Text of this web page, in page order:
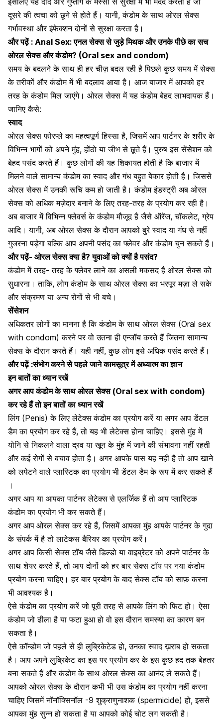
दूसरे की त्वचा को छूने से होते हैं। यानी, कंडोम के साथ ओरल सेक्स
गर्भावस्था और इंफेक्शन दोनों से सुरक्षा करता है।
और पढ़ें : Anal Sex: एनल सेक्स से जुड़े मिथक और उनके पीछे का सच
ओरल सेक्स और कंडोम? (Oral sex and condom)
समय के बदलने के साथ ही हर चीज़ बदल रही है पिछले कुछ समय में सेक्स
के तरीकों और कंडोम में भी बदलाव आया है। आज बाजार में आपको हर
तरह के कंडोम मिल जाएंगे। ओरल सेक्स में यह कंडोम बेहद लाभदायक हैं।
जानिए कैसे:
स्वाद
ओरल सेक्स फोरप्ले का महत्वपूर्ण हिस्सा है, जिसमें आप पार्टनर के शरीर के
विभिन्न भागों को अपने मुंह, होंठो याजीभ से छूतेहैं। पुरुष इस सेंसेशन को
बेहद पसंद करते हैं। कुछ लोगों की यह शिकायत होती है कि बाजार में
मिलने वाले सामान्य कंडोम का स्वाद और गंध बहुत बेकार होती है। जिससे
ओरल सेक्स में उनकी रूचि कम हो जाती है। कंडोम इंडस्ट्री अब ओरल
सेक्स को अधिक मज़ेदार बनाने के लिए तरह-तरह के प्रयोग कर रही है।
अब बाजार मेंविभिन्न फ्लेवर्स के कंडोममौजूद है जैसे ऑरेंज, चॉकलेट, ग्रेप
आदि। यानी, अब ओरल सेक्स के दौरान आपको बुरे स्वाद या गंध से नहीं
गुजरना पड़ेगा बल्कि आप अपनी पसंद का फ्लेवर और कंडोम चुन सकते हैं।
और पढ़ें- ओरल सेक्स क्या है? युवाओं को क्यों है पसंद?
कंडोम में तरह- तरह के फ्लेवर लाने का असली मकसद है ओरल सेक्स को
सुधारना। ताकि, लोग कंडोम के साथ ओरल सेक्स का भरपूर मज़ा ले सके
और संक्रमण या अन्य रोगों से भी बचे।
सेंसेशन
अधिकतर लोगों का मानना है कि कंडोम के साथ ओरल सेक्स (Oral sex
with condom) करने पर वो उतना ही एन्जॉय करते हैं जितना सामान्य
सेक्स के दौरान करते हैं। यही नहीं, कुछ लोग इसे अधिक पसंद करते हैं।
और पढ़ें :संभोग करने से पहले जाने कामसूत्र में अध्यात्म का ज्ञान
इन बातों का ध्यान रखें
अगर आप कंडोम के साथ ओरल सेक्स (Oral sex with condom)
कर रहे हैं तो इन बातों का ध्यान रखें
लिंग (Penis) के लिए लेटेक्स कंडोम का प्रयोग करें या अगर आप डेंटल
डैम का प्रयोग कर रहे हैं, तो यह भी लेटेक्स होना चाहिए। इससे मुंह में
योनि से निकलने वाला द्रव या खून के मुंह में जाने की संभावना नहीं रहती
और कई रोगों से बचाव होता है। अगर आपके पास यह नहीं है तो आप खाने
को लपेटने वाले प्लास्टिक का प्रयोग भी डेंटल डैम के रूप में कर सकते हैं
।
अगर आप या आपका पार्टनर लेटेक्स से एलर्जिक हैं तो आप प्लास्टिक
कंडोम का प्रयोग भी कर सकते हैं।
अगर आप ओरल सेक्स कर रहे हैं, जिसमें आपका मुंह आपके पार्टनर के गुदा
के संपर्क में है तो लाटेकस बैरियर का प्रयोग करें।
अगर आप किसी सेक्स टॉय जैसे डिल्डो या वाइब्रेटर को अपने पार्टनर के
साथ शेयर करते हैं, तो आप दोनों को हर बार सेक्स टॉय पर नया कंडोम
प्रयोग करना चाहिए। हर बार प्रयोग के बाद सेक्स टॉय को साफ़ करना
भी आवश्यक है।
ऐसे कंडोम का प्रयोग करें जो पूरी तरह से आपके लिंग को फिट हो। ऐसा
कंडोम जो ढीला है या फटा हुआ हो वो इस दौरान समस्या का कारण बन
सकता है।
ऐसेकॉन्डोम जो पहले से ही लुब्रिकेटेड हो, उनका स्वाद ख़राब हो सकता
है। आप अपने लुब्रिकेट का इस पर प्रयोग कर के इस कुछ हद तक बेहतर
बना सकते हैं और कंडोम के साथ ओरल सेक्स का आनंद ले सकते हैं।
आपको ओरल सेक्स के दौरान कभी भी उस कंडोम का प्रयोग नहीं करना
चाहिए जिसमें नॉनॉक्सिनॉल -9 शुक्राणुनाशक (spermicide) हो, इससे
आपका मुंह सुन्न हो सकता है या आपको कोई चोट लग सकती है।